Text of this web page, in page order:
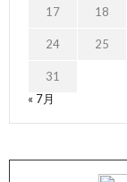
17 18
24 25
31
« 7月